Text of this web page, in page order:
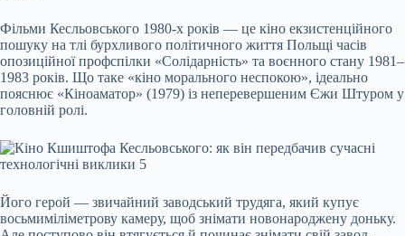
Фільми Кесльовського 1980-х років — це кіно екзистенційного
пошуку на тлі бурхливого політичного життя Польщі часів
опозиційної профспілки «Солідарність» та воєнного стану 1981–
1983 років. Що таке «кіно морального неспокою», ідеально
пояснює «Кіноаматор» (1979) із неперевершеним Єжи Штуром у
головній ролі.
Його герой — звичайний заводський трудяга, який купує
восьмиміліметрову камеру, щоб знімати новонароджену доньку.